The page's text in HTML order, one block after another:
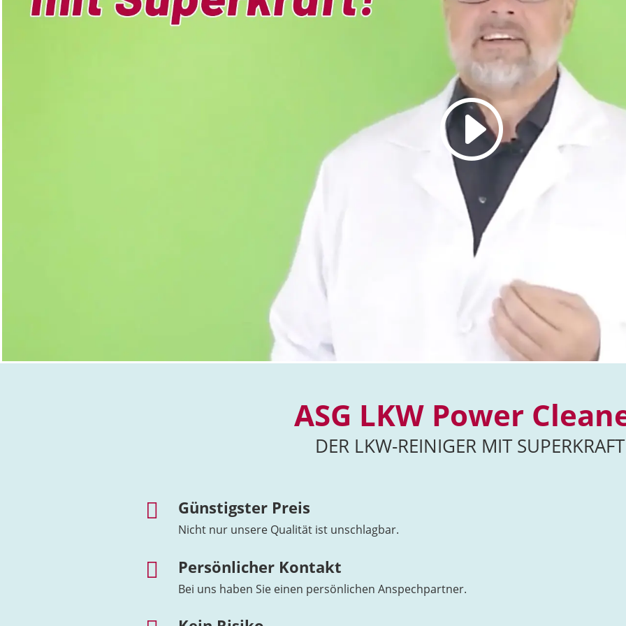
ASG LKW Power
DER LKW-REINIGER MIT SUPERKRAFT
 Günstigster Preis
Nicht nur unsere Qualität ist unschlagbar.
 Persönlicher Kontakt
Bei uns haben Sie einen persönlichen Anspechpartner.